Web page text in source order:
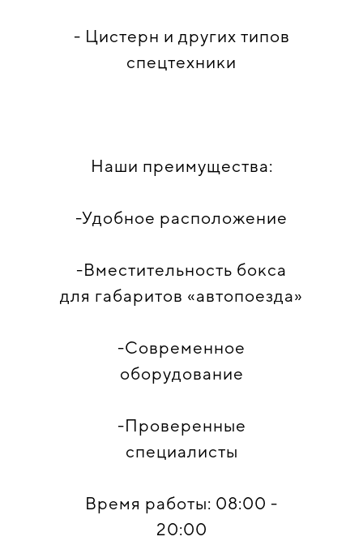
- Цистерн и других типов
спецтехники
Наши преимущества:
-Удобное расположение
-Вместительность бокса
для габаритов «автопоезда»
-Современное
оборудование
-Проверенные
специалисты
Время работы: 08:00 -
20:00